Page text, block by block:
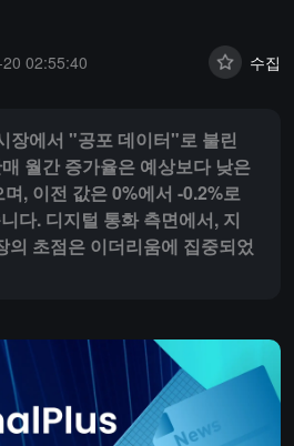
02:55:40 수집
장에서 "공포 데이터"로 불린
월간 증가율은 예상보다 낮은
, 이전 값은 0%에서 -0.2%로
다. 디지털 통화 측면에서, 지
의 초점은 이더리움에 집중되었